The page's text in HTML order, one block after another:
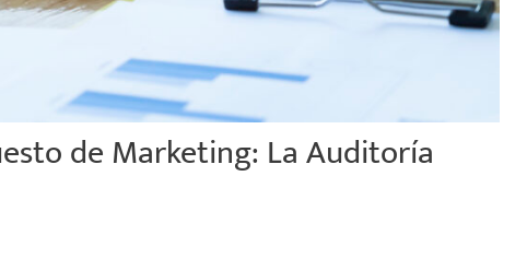
de Marketing: La Auditoría